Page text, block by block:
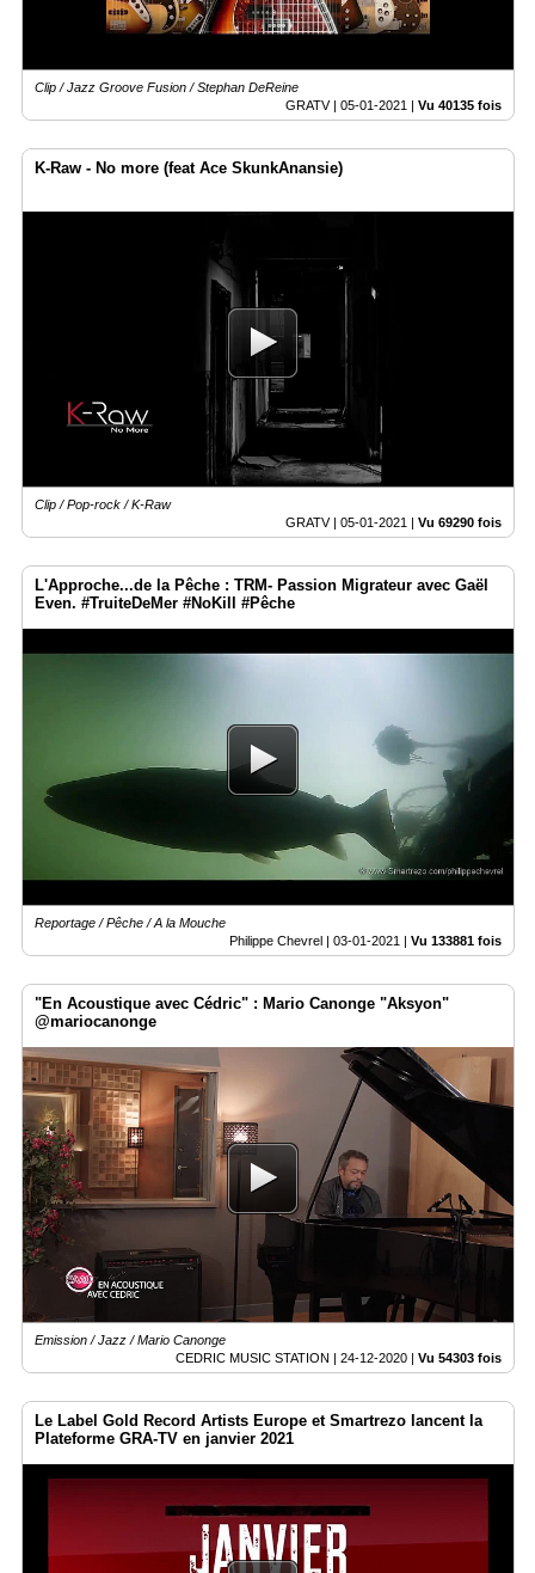
Clip / Jazz Groove Fusion / Stephan DeReine
GRATV | 05-01-2021 | Vu 40135 fois
K-Raw - No more (feat Ace SkunkAnansie)
Clip / Pop-rock / K-Raw
GRATV | 05-01-2021 Vu 69290 fois
L'Approche...de la Pêche : TRM- Passion Migrateur avec Gaël
Even. #TruiteDeMer #NoKill #Pêche
Reportage / Pêche / A la Mouche
Philippe Chevrel | 03-01-2021 | Vu 133881 fois
"En Acoustique avec Cédric" : Mario Canonge "Aksyon"
@mariocanonge
Emission / Jazz / Mario Canonge
CEDRIC MUSIC STATION | 24-12-2020 | Vu 54303 fois
Le Label Gold Record Artists Europe et Smartrezo lancent la
Plateforme GRA-TV en janvier 2021